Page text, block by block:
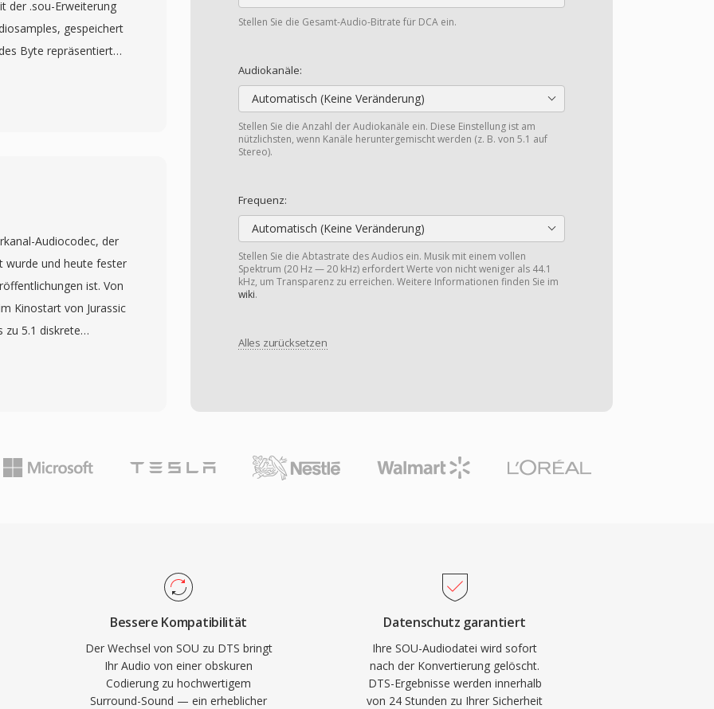
Stellen Sie die Gesamt-Audio-Bitrate für DCA ein.
Audiokanäle:
Automatisch (Keine Veränderung)
Stellen Sie die Anzahl der Audiokanäle ein. Diese Einstellung ist am
nützlichsten, wenn Kanäle heruntergemischt werden (z. B. von 5.1 auf
Stereo).
Frequenz:
Automatisch (Keine Veränderung)
Stellen Sie die Abtastrate des Audios ein. Musik mit einem vollen
Spektrum (20 Hz — 20 kHz) erfordert Werte von nicht weniger als 44.1
kHz, um Transparenz zu erreichen. Weitere Informationen finden Sie im
wiki.
Alles zurücksetzen
der .sou-Erweiterung
gespeichert
Byte repräsentiert
wobei 128 den
der einfachsten
Soundkarten und
1990er Jahren
praktischen Wahl
SOU-Dateien
Konvertierung in
Audiocodec, der
wurde und heute fester
ist. Von
Kinostart von Jurassic
zu 5.1 diskrete
zwischen 768
mit
reichhaltiges
und
robuste
kaschiert.
physische Medien
DTS einen
Bessere Kompatibilität
Der Wechsel von SOU zu DTS bringt
Ihr Audio von einer obskuren
Codierung zu hochwertigem
Surround-Sound — ein erheblicher
Datenschutz garantiert
Ihre SOU-Audiodatei wird sofort
nach der Konvertierung gelöscht.
DTS-Ergebnisse werden innerhalb
von 24 Stunden zu Ihrer Sicherheit